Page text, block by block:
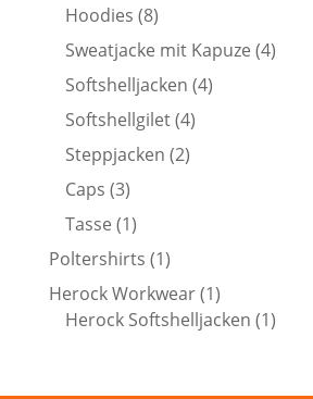
Hoodies 88
Produkte
Sweatjacke mit Kapuze 44
Softshelljacken 44
Softshellgilet 44
Steppjacken 22
Caps 33
Produkte
Tasse 11
Produkt
Poltershirts 11
Produkt
Herock Workwear 11
Produkt
Herock Softshelljacken 11